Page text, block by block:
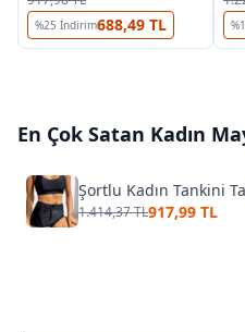
%25 İndirim688,49 TL %
En Çok Satan Kadın
1.414,37 TL917,99 TL